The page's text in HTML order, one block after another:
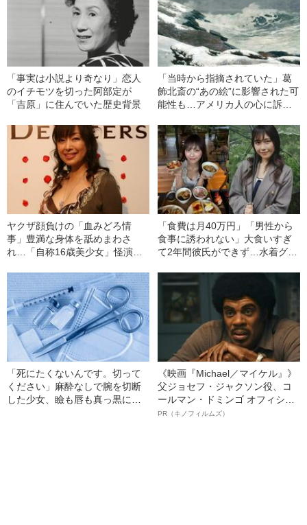
「事実は小説より奇なり」恋人
のイチモツを切った阿部定が
「吉原」に住んでいた歴史背景
「当時から指摘されていた」葛
飾北斎の“あの絵”に影響された可
能性も…アメリカ人の心に訴え
ヤクザ顔負けの「血みどろ情
事」豊満な身体を舐めまわさ
れ…「自称16歳美少女」怪演
ぎる“熟れ方”
「食費は月40万円」「男性から
食事に誘われない」大食いすぎ
て2年間彼氏ができず…水着グラ
女子（24）が語る、驚愕の食生
「死にたくないんです。切って
ください」麻酔なしで腕を切断
した少女、瞼も唇も真っ黒に腫
《映画『Michael／マイケル』》
父ジョセフ・ジャクソン役、コ
ールマン・ドミンゴ オフィシャ
ルインタビュー“観客を魅了した
PR（キノフィルムズ）